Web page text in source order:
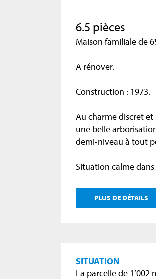
6.5 pièces
Maison familiale de
A rénover.
Construction : 1973.
Au charme discret
une belle
demi-niveau à tout
Situation calme dans
PLUS DE DÉTAILS
SITUATION
La parcelle de